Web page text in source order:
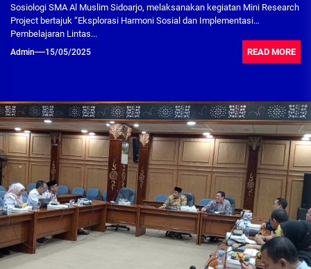
Sosiologi SMA Al Muslim Sidoarjo, melaksanakan kegiatan Mini Research
Project bertajuk “Eksplorasi Harmoni Sosial dan Implementasi
Pembelajaran Lintas...
Admin 15/05/2025 READ MORE